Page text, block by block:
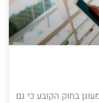
בחוק הקובע כי גם